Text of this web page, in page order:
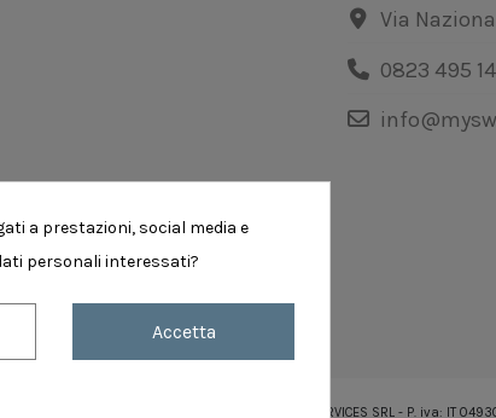
Via
0823 495
2026 AMODIO WEB SERVICES SRL - P. iva: IT
a prestazioni, social media e
personali interessati?
Accetta